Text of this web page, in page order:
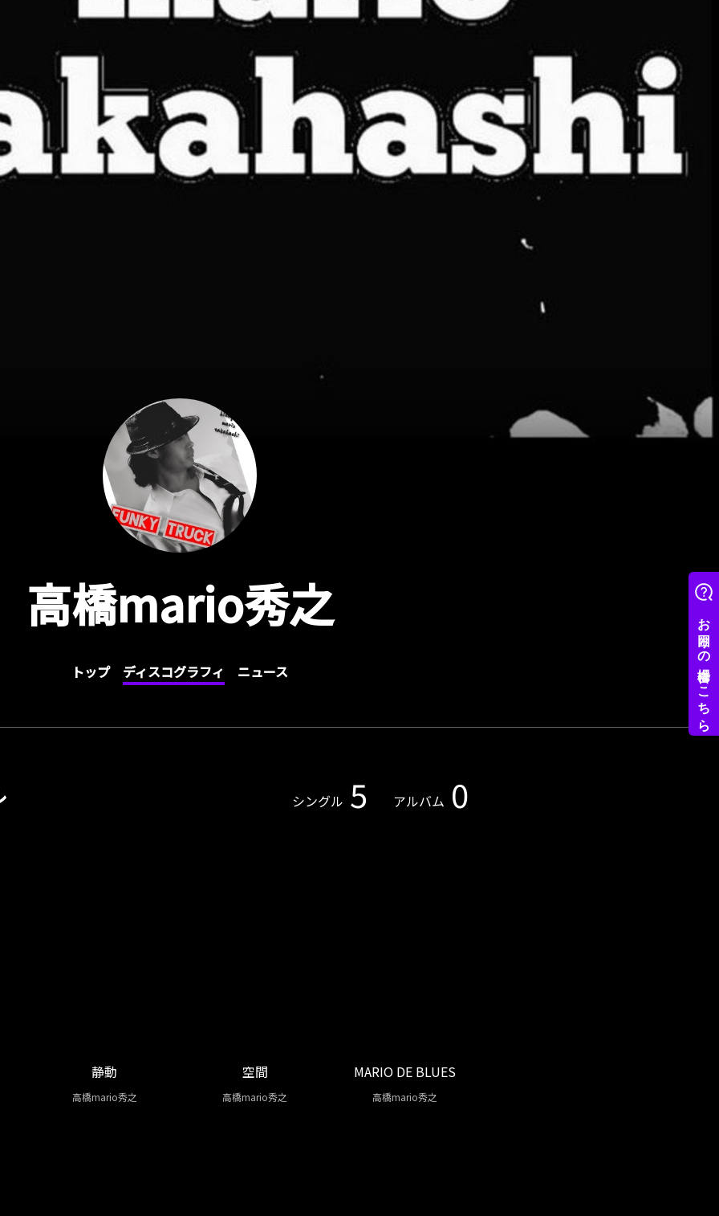
高橋mario秀之
トップ ディスコグラフィ ニュース
シングル 5 アルバム 0
静動
高橋mario秀之
空間
高橋mario秀之
MARIO DE BLUES
高橋mario秀之